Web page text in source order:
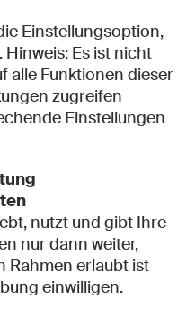
Einstellungsoption,
Es ist nicht
alle Funktionen dieser
zugreifen
Einstellungen
nutzt und gibt Ihre
nur dann weiter,
Rahmen erlaubt ist
einwilligen.